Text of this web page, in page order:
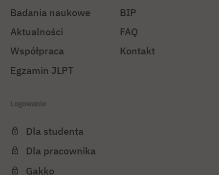
Badania naukowe
Aktualności
Współpraca
Egzamin JLPT
BIP
FAQ
Kontakt
Logowanie
Dla studenta
Dla pracownika
Gakko